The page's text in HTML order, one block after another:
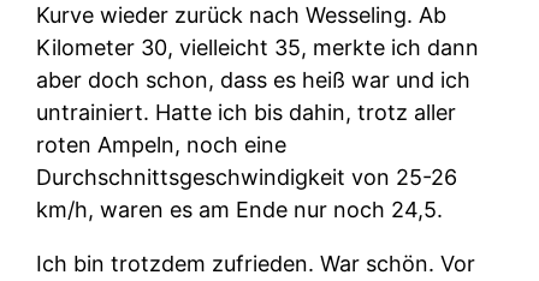
Kurve wieder zurück nach Wesseling. Ab
Kilometer 30, vielleicht 35, merkte ich dann
aber doch schon, dass es heiß war und ich
untrainiert. Hatte ich bis dahin, trotz aller
roten Ampeln, noch eine
Durchschnittsgeschwindigkeit von 25-26
km/h, waren es am Ende nur noch 24,5.
Ich bin trotzdem zufrieden. War schön. Vor